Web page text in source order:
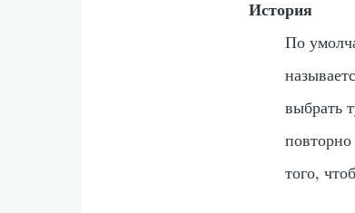
История
По
выбрать
того,